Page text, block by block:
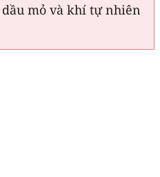
mỏ và khí tự nhiên